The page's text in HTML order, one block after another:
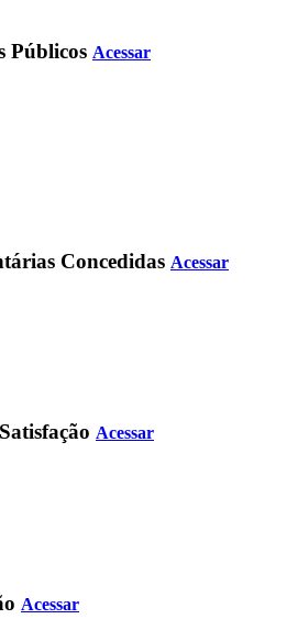
Públicos Acessar
Concedidas Acessar
Acessar
Acessar